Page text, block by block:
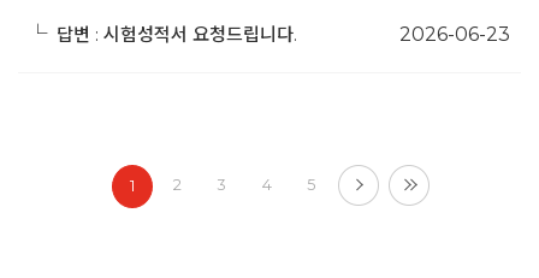
└ 답변 : 시험성적서 요청드립니다. 2026-06-23
1 2 3 4 5